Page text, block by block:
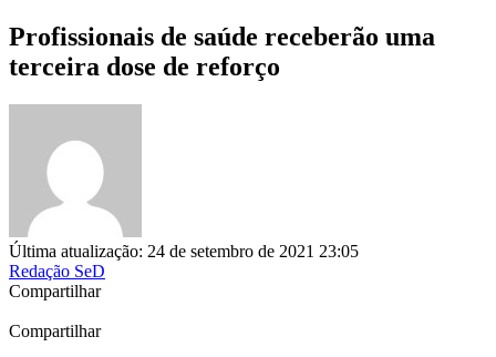
Profissionais de saúde receberão uma
terceira dose de reforço
Última atualização: 24 de setembro de 2021 23:05
Redação SeD
Compartilhar
Compartilhar